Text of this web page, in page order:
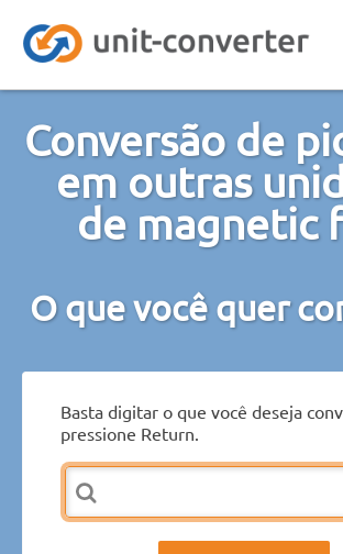
Conversão de
em outras
de magnetic
O que você quer
Basta digitar o que você deseja
pressione Return.